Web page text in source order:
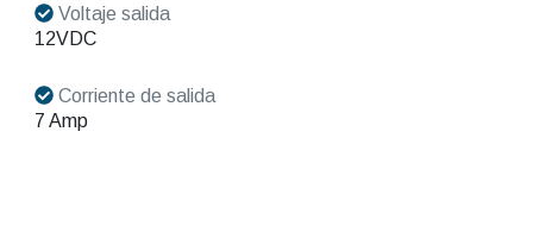
Voltaje salida
12VDC
Corriente de salida
7 Amp